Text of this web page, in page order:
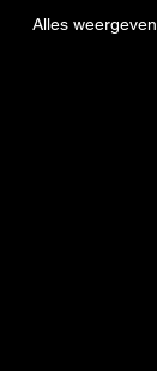
Alles weergeven